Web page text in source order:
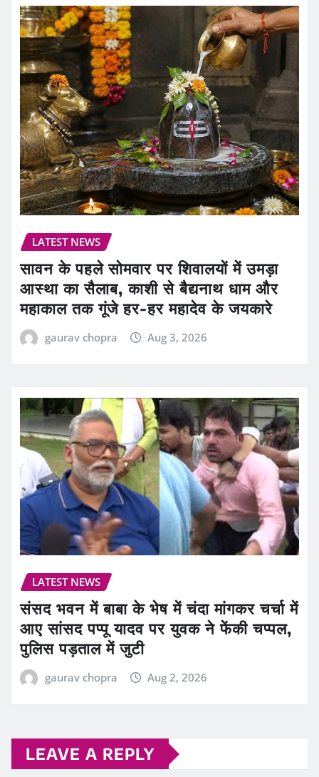
LATEST NEWS
सावन के पहले सोमवार पर शिवालयों में उमड़ा
आस्था का सैलाब, काशी से बैद्यनाथ धाम और
महाकाल तक गूंजे हर-हर महादेव के जयकारे
gaurav chopra Aug 3, 2026
LATEST NEWS
संसद भवन में बाबा के भेष में चंदा मांगकर चर्चा में
आए सांसद पप्पू यादव पर युवक ने फेंकी चप्पल,
पुलिस पड़ताल में जुटी
gaurav chopra Aug 2, 2026
LEAVE A REPLY